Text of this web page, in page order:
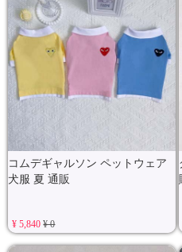
コムデギャルソン ペットウェア
犬服 夏 通販
¥ 5,840¥ 0